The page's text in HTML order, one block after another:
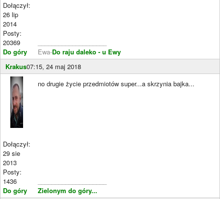
Dołączył:
26 lip
2014
Posty:
20369
Do góry
Ewa-Do raju daleko - u Ewy
Krakus07:15, 24 maj 2018
Dołączył:
29 sie
2013
Posty:
1436
Do góry
no drugie życie przedmiotów super...a skrzynia bajka...
Zielonym do góry...